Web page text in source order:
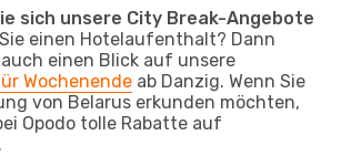
sich unsere City Break-Angebote
einen Hotelaufenthalt? Dann
einen Blick auf unsere
Wochenende ab Danzig. Wenn Sie
von Belarus erkunden möchten,
Opodo tolle Rabatte auf